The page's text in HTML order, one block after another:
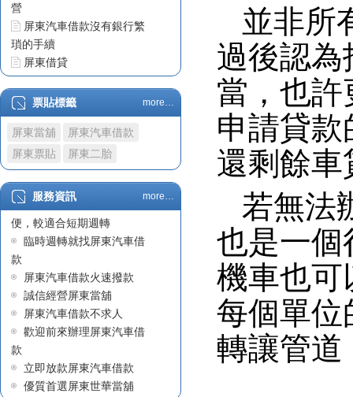
營
屏東汽車借款沒有銀行繁
瑣的手續
屏東借貸
票貼利息
屏東借錢
屏東汽車借款
政府立案屏東當舖
屏東汽車借款車貸不過原
因職業及收入問題
屏東汽車借款
陳先生在屏東汽車借款成
功案例
屏東汽車借款
營
屏東汽車借款沒有銀行繁
瑣的手續
屏東借貸
屏東借錢
屏東汽車借款
票貼標籤 more…
屏東當舖
屏東汽車借款
屏東票貼
屏東二胎
服務資訊 more…
屏東汽車借款因快速且方
便，較適合短期週轉
臨時週轉就找屏東汽車借
款
屏東汽車借款火速撥款
誠信經營屏東當舖
屏東汽車借款不求人
歡迎前來辦理屏東汽車借
款
立即放款屏東汽車借款
優質首選屏東世華當舖
並非所
過後認為
當，也許
申請貸
還剩餘車
若無法
也是一個
機車也可
每個單位
轉讓管道